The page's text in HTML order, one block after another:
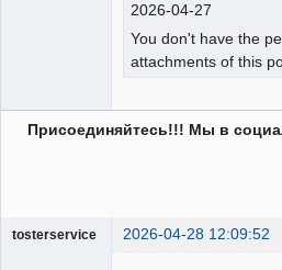
2026-04-27
You don't have the
attachments of this
Присоединяйтесь!!! Мы в
tosterservice 2026-04-28 12:09:52